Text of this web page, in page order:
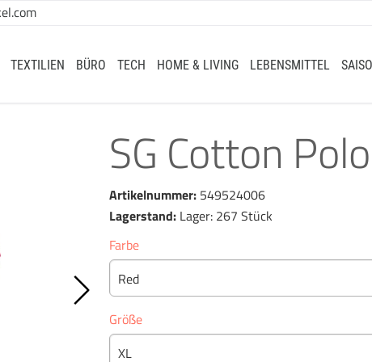
TEXTILIEN BÜRO TECH HOME & LIVING LEBENSMITTEL
SG Cotton
Artikelnummer: 549524006
Lagerstand: Lager: 267 Stück
Farbe
Red
Größe
XL